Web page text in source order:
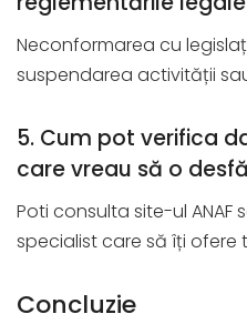
Neconformarea cu
suspendarea activității
5. Cum pot verifica
care vreau să o
Poti consulta site-ul
specialist care să îți ofere
Concluzie